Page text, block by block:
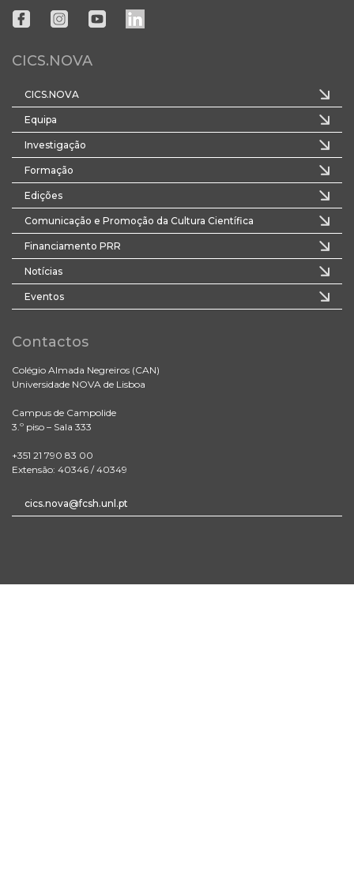
CICS.NOVA
CICS.NOVA
Equipa
Investigação
Formação
Edições
Comunicação e Promoção da Cultura Científica
Financiamento PRR
Notícias
Eventos
Contactos
Colégio Almada Negreiros (CAN)
Universidade NOVA de Lisboa
Campus de Campolide
3.º piso – Sala 333
+351 21 790 83 00
Extensão: 40346 / 40349
cics.nova@fcsh.unl.pt